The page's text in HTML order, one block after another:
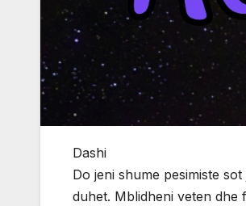
Dashi
Do jeni shume pesimiste
duhet. Mblidheni veten dhe